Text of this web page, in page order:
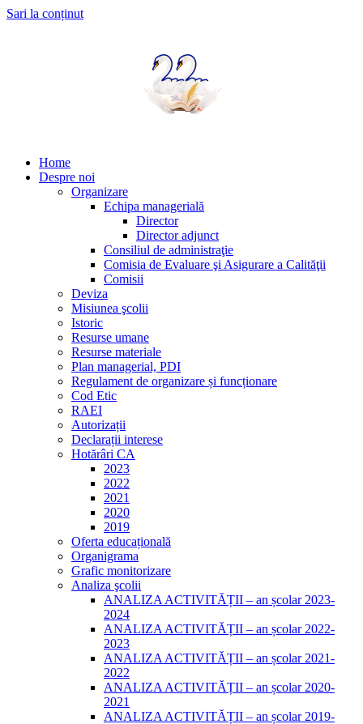
Sari la conținut
Home
Despre noi
Organizare
Echipa managerială
Director
Director adjunct
Consiliul de administraţie
Comisia de Evaluare şi Asigurare a Calităţii
Comisii
Deviza
Misiunea şcolii
Istoric
Resurse umane
Resurse materiale
Plan managerial, PDI
Regulament de organizare și funcționare
Cod Etic
RAEI
Autorizații
Declarații interese
Hotărâri CA
2023
2022
2021
2020
2019
Oferta educațională
Organigrama
Grafic monitorizare
Analiza şcolii
ANALIZA ACTIVITĂȚII – an școlar 2023-
2024
ANALIZA ACTIVITĂȚII – an școlar 2022-
2023
ANALIZA ACTIVITĂȚII – an școlar 2021-
2022
ANALIZA ACTIVITĂȚII – an școlar 2020-
2021
ANALIZA ACTIVITĂȚII – an școlar 2019-